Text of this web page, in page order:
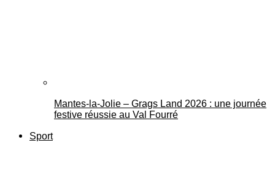
Mantes-la-Jolie – Grags Land 2026 : une journée
festive réussie au Val Fourré
Sport